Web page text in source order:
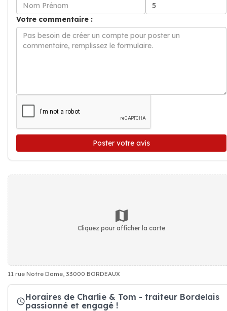
Votre commentaire :
Poster votre avis
Cliquez pour afficher la carte
11 rue Notre Dame, 33000 BORDEAUX
Horaires de Charlie & Tom - traiteur Bordelais
passionné et engagé !